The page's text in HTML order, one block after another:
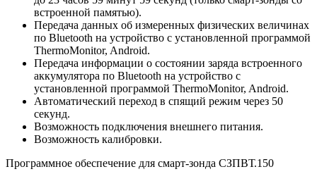
встроенной памятью).
Передача данных об измеренных физических величинах
по Bluetooth на устройство с установленной программой
ThermoMonitor, Android.
Передача информации о состоянии заряда встроенного
аккумулятора по Bluetooth на устройство с
установленной программой ThermoMonitor, Android.
Автоматический переход в спящий режим через 50
секунд.
Возможность подключения внешнего питания.
Возможность калибровки.
Программное обеспечение для cмарт-зонда СЗПВТ.150